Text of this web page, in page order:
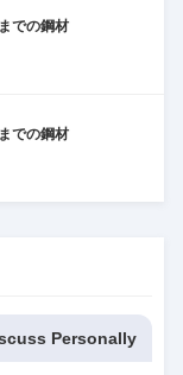
The manual
での鋼材
での鋼材
Personally